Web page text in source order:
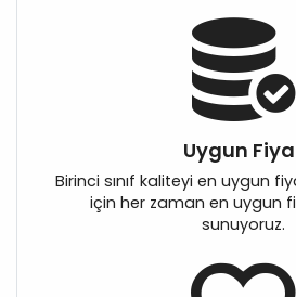
Uygun
Birinci sınıf kaliteyi en uygun
için her zaman en uygun
sunuyoruz.